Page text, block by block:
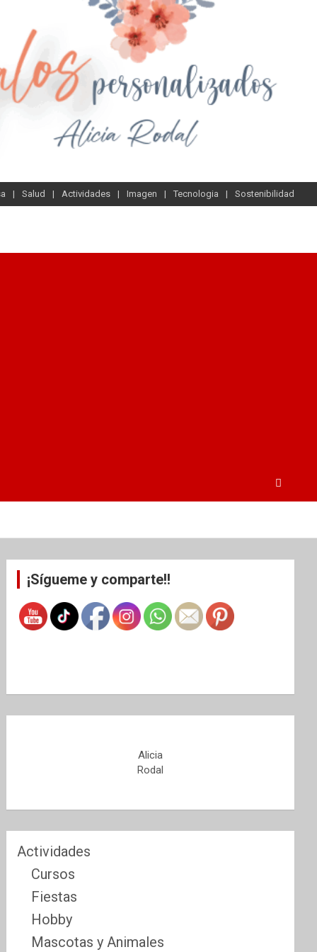
Salud Actividades Imagen Tecnologia Sostenibilidad
¡Sígueme y comparte!!
Alicia
Rodal
Actividades
Cursos
Fiestas
Hobby
Mascotas y Animales